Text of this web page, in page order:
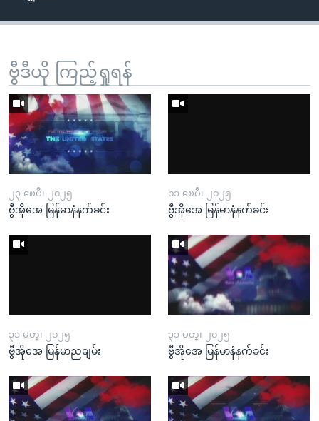
ဗွီဒီယို ကြည့်ရှုရန်
၂၃ ဧၿပီ၊ ၂၀၂၅
ဗွီအိုအေ မြန်မာနံနက်ခင်း
၀၁ ဧၿပီ၊ ၂၀၂၅
ဗွီအိုအေ မြန်မာနံနက်ခင်း
၃၁ မတ္၊ ၂၀၂၅
ဗွီအိုအေ မြန်မာညချမ်း
၃၁ မတ္၊ ၂၀၂၅
ဗွီအိုအေ မြန်မာနံနက်ခင်း